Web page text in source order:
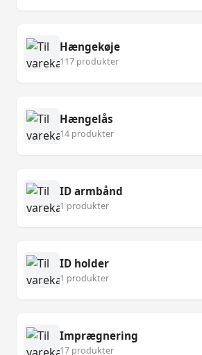
Hængekøje
117 produkter
Hængelås
14 produkter
ID armbånd
1 produkter
ID holder
1 produkter
Imprægnering
17 produkter